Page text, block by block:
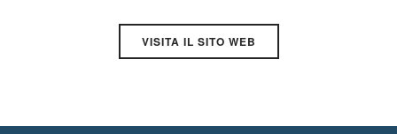
VISITA IL SITO WEB